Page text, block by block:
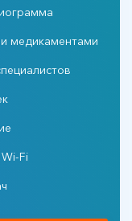
медикаментами
Fi